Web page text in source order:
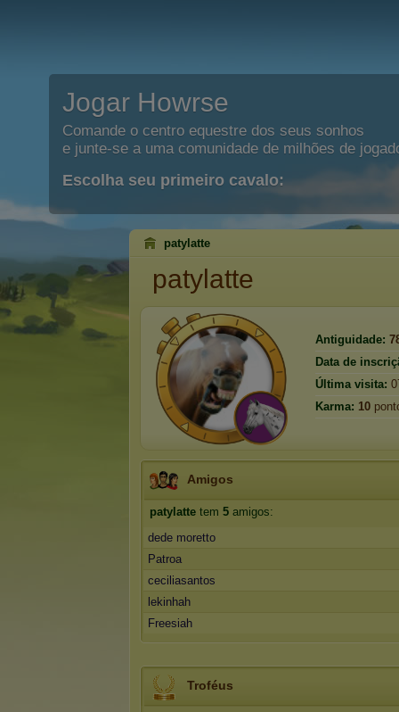
Jogar Howrse
Comande o centro equestre dos seus sonhos
e junte-se a uma comunidade de milhões de
Escolha seu primeiro cavalo:
patylatte
patylatte
Antiguidade:
Data de
Última visita:
Karma: 10
Amigos
patylatte tem 5 amigos:
dede moretto
Patroa
ceciliasantos
lekinhah
Freesiah
Troféus